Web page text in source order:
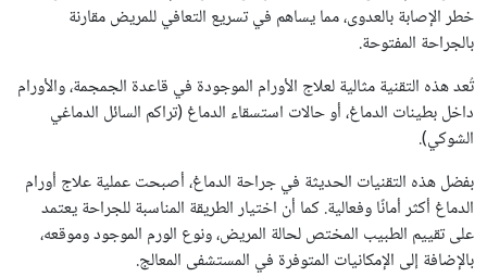
خطر الإصابة بالعدوى، مما يساهم في تسريع التعافي للمريض مقارنة
بالجراحة المفتوحة.
تُعد هذه التقنية مثالية لعلاج الأورام الموجودة في قاعدة الجمجمة، والأورام
داخل بطينات الدماغ، أو حالات استسقاء الدماغ (تراكم السائل الدماغي
الشوكي).
بفضل هذه التقنيات الحديثة في جراحة الدماغ، أصبحت عملية علاج أورام
الدماغ أكثر أمانًا وفعالية. كما أن اختيار الطريقة المناسبة للجراحة يعتمد
على تقييم الطبيب المختص لحالة المريض، ونوع الورم الموجود وموقعه،
بالإضافة إلى الإمكانيات المتوفرة في المستشفى المعالج.